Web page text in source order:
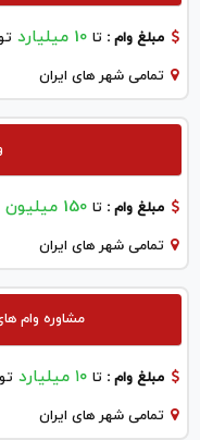
مبلغ وام : تا 10 میلیارد
تمامی شهر های ایران
مبلغ وام : تا 150 میلیون
تمامی شهر های ایران
مشاوره وام های
مبلغ وام : تا ۱۰ میلیارد
تمامی شهر های ایران